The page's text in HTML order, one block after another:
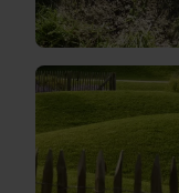
Doch
nicht
alle
sind
geeignet.
Den...